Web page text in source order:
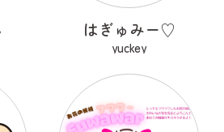
はぎゅみー♡
yuckey